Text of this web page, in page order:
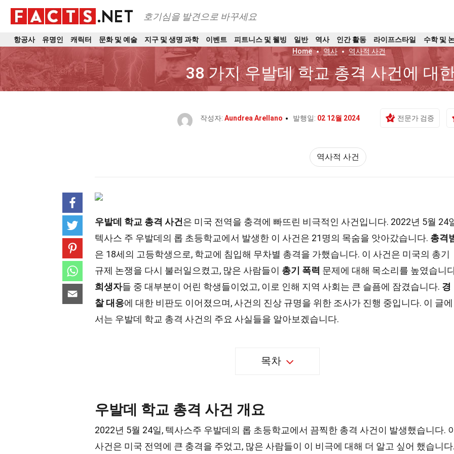
호기심을 발견으로 바꾸세요
항공사 유명인 캐릭터 문화 및 예술 지구 및 생명 과학 이벤트 피트니스 및 웰빙 일반 역사 인간 활동 라이프스타일 수학 및
Home
역사 역사적 사건
38 가지 우발데 학교 총격 사건에 대
작성자: Aundrea Arellano 발행일: 02 12월 2024 전문가 검증
역사적 사건
우발데 학교 총격 사건은 미국 전역을 충격에 빠뜨린 비극적인 사건입니다. 2022년 5월 24
텍사스 주 우발데의 롭 초등학교에서 발생한 이 사건은 21명의 목숨을 앗아갔습니다. 총격
은 18세의 고등학생으로, 학교에 침입해 무차별 총격을 가했습니다. 이 사건은 미국의 총기
규제 논쟁을 다시 불러일으켰고, 많은 사람들이 총기 폭력 문제에 대해 목소리를 높였습니
희생자들 중 대부분이 어린 학생들이었고, 이로 인해 지역 사회는 큰 슬픔에 잠겼습니다. 경
찰 대응에 대한 비판도 이어졌으며, 사건의 진상 규명을 위한 조사가 진행 중입니다. 이 글에
서는 우발데 학교 총격 사건의 주요 사실들을 알아보겠습니다.
목차
우발데 학교 총격 사건 개요
2022년 5월 24일, 텍사스주 우발데의 롭 초등학교에서 끔찍한 총격 사건이 발생했습니다.
사건은 미국 전역에 큰 충격을 주었고, 많은 사람들이 이 비극에 대해 더 알고 싶어 했습니다.